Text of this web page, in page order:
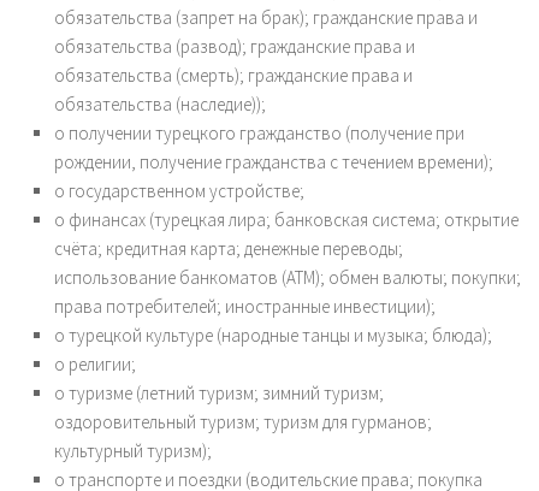
обязательства (запрет на брак); гражданские права и
обязательства (развод); гражданские права и
обязательства (смерть); гражданские права и
обязательства (наследие));
о получении турецкого гражданство (получение при
рождении, получение гражданства с течением времени);
о государственном устройстве;
о финансах (турецкая лира; банковская система; открытие
счёта; кредитная карта; денежные переводы;
использование банкоматов (ATM); обмен валюты; покупки;
права потребителей; иностранные инвестиции);
о турецкой культуре (народные танцы и музыка; блюда);
о религии;
о туризме (летний туризм; зимний туризм;
оздоровительный туризм; туризм для гурманов;
культурный туризм);
о транспорте и поездки (водительские права; покупка